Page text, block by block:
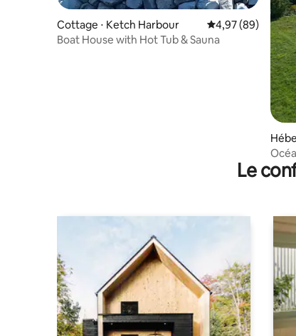
Cottage ⋅ Ketch Harbour Évaluation
4,97 (89)
Boat House with Hot Tub & Sauna
ove
Le